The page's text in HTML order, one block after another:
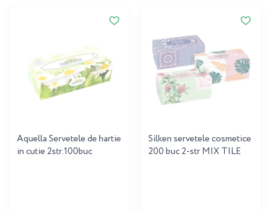
Aquella Servetele de hartie
in cutie 2str.100buc
Silken servetele cosmetice
200 buc 2-str MIX TILE